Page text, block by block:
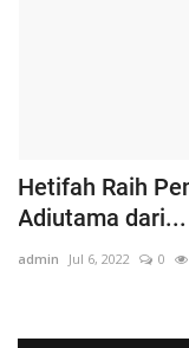
Hetifah Raih
Adiutama dari...
admin Jul 6, 2022 0